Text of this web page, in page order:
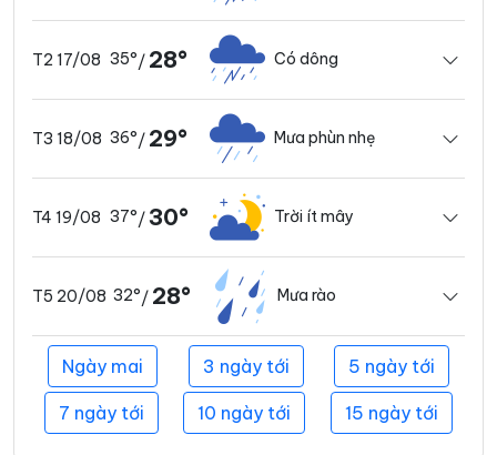
T2 17/08 35°/ 28° Có dông
T3 18/08 36°/ 29° Mưa phùn nhẹ
T4 19/08 37°/30° Trời ít mây
T5 20/08 32°/ 28° Mưa rào
Ngày mai 3 ngày tới 5 ngày tới
7 ngày tới 10 ngày tới 15 ngày tới